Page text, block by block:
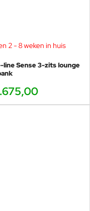
2 - 8 weken in huis
line Sense 3-zits lounge